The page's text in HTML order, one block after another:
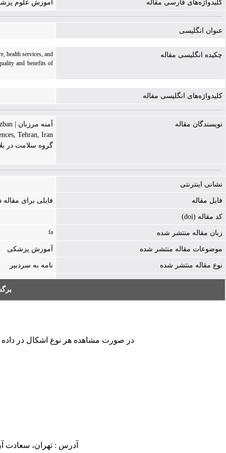
کلیدواژه‌های فارسی مقاله آموزش علوم
عنوان انگلیسی
چکیده انگلیسی مقاله
health services, and
and benefits of
کلیدواژه‌های انگلیسی مقاله
نویسندگان مقاله
آمنه مرزبان | Ameneh Marzban
Tehran, Iran.
گروه سلامت در
نشانی اینترنتی
فایل مقاله فایلی برای
کد مقاله (doi)
زبان مقاله منتشر شده fa
موضوعات مقاله منتشر شده آموزش پزشکی
نوع مقاله منتشر شده نامه به سردبیر
در صورت مشاهده هر نوع اشکال در داده
آدرس : تهران، سعادت آباد،